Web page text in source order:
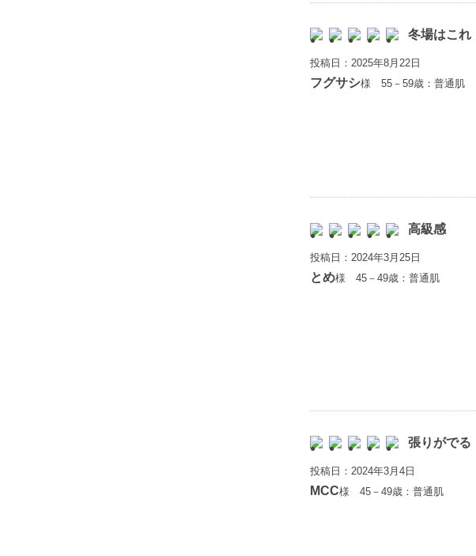
冬場はこれ
投稿日：2025年8月22日
フグサシ様 55－59歳：普通肌
高級感
投稿日：2024年3月25日
とめ様 45－49歳：普通肌
張りがでる
投稿日：2024年3月4日
MCC様 45－49歳：普通肌